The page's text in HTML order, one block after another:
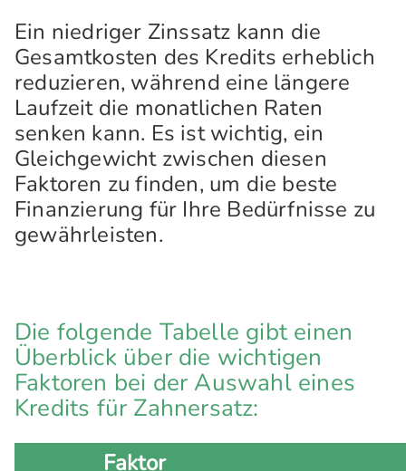
Ein niedriger Zinssatz kann die
Gesamtkosten des Kredits erheblich
reduzieren, während eine längere
Laufzeit die monatlichen Raten
senken kann. Es ist wichtig, ein
Gleichgewicht zwischen diesen
Faktoren zu finden, um die beste
Finanzierung für Ihre Bedürfnisse zu
gewährleisten.
Die folgende Tabelle gibt einen
Überblick über die wichtigen
Faktoren bei der Auswahl eines
Kredits für Zahnersatz:
Faktor